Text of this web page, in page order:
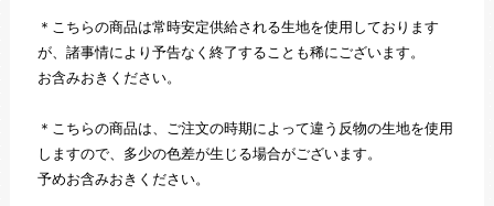
＊こちらの商品は常時安定供給される生地を使用しております
が、諸事情により予告なく終了することも稀にございます。
お含みおきください。
＊こちらの商品は、ご注文の時期によって違う反物の生地を使用
しますので、多少の色差が生じる場合がございます。
予めお含みおきください。